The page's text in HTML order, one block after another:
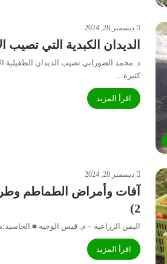
ديسمبر 28, 2024
الديدان الكبدية التي تصيب
د. محمد الضوراني تصيب الديدان الطفيلية
كثيرة…
اقرأ المزيد
ديسمبر 28, 2024
2)
اليمن الزراعية – م. قيس الوجيه ■
اقرأ المزيد